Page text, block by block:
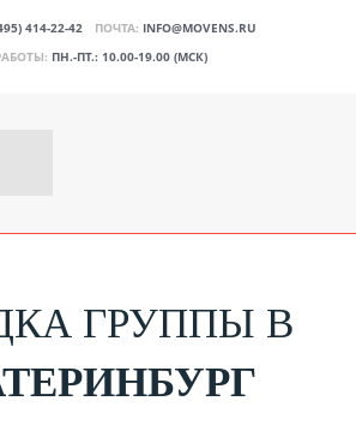
414-22-42 ПОЧТА: INFO@MOVENS.RU
ПН.-ПТ.: 10.00-19.00 (МСК)
ГРУППЫ В